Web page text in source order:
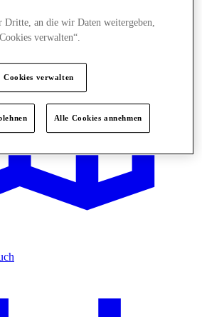
Dritte, an die wir Daten weitergeben,
verwalten“.
Cookies verwalten
Alle Cookies annehmen